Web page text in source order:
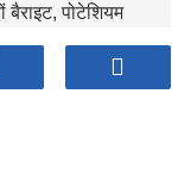
पोटेशियम
संसेचन एजेंट के रूप
उद्योग.